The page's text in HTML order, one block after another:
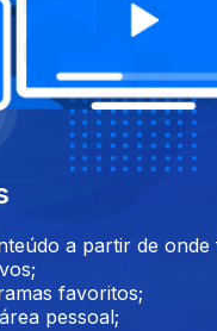
Cacai Nunes: o violão de Baden
de Alceu Valença,
estilo colombiano"
a partir de
favoritos;
pessoal;